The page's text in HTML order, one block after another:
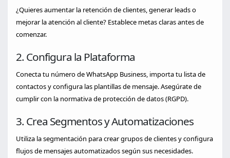
¿Quieres aumentar la retención de clientes, generar leads o
mejorar la atención al cliente? Establece metas claras antes de
comenzar.
2. Configura la Plataforma
Conecta tu número de WhatsApp Business, importa tu lista de
contactos y configura las plantillas de mensaje. Asegúrate de
cumplir con la normativa de protección de datos (RGPD).
3. Crea Segmentos y Automatizaciones
Utiliza la segmentación para crear grupos de clientes y configura
flujos de mensajes automatizados según sus necesidades.